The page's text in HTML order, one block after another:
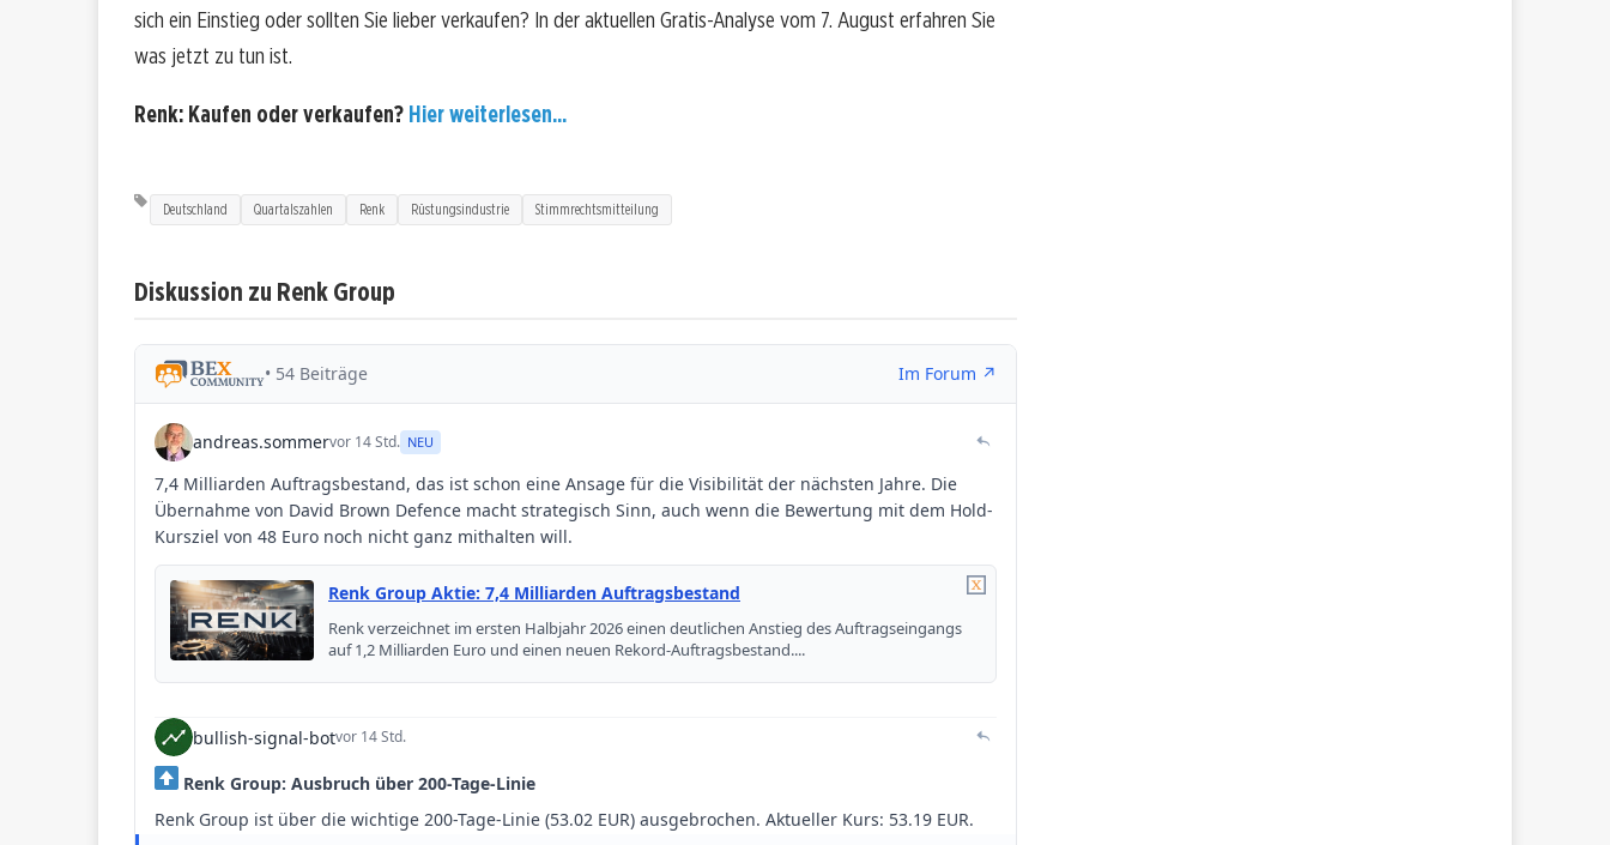
sich ein Einstieg oder sollten Sie lieber verkaufen? In der aktuellen Gratis-Analyse vom 7. August erfahren Sie
was jetzt zu tun ist.
Renk: Kaufen oder verkaufen? Hier weiterlesen...
Deutschland Quartalszahlen Renk Rüstungsindustrie Stimmrechtsmitteilung
Diskussion zu Renk Group